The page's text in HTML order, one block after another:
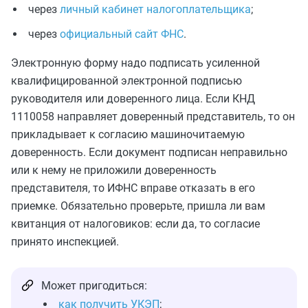
через личный кабинет налогоплательщика;
через официальный сайт ФНС.
Электронную форму надо подписать усиленной
квалифицированной электронной подписью
руководителя или доверенного лица. Если КНД
1110058 направляет доверенный представитель, то он
прикладывает к согласию машиночитаемую
доверенность. Если документ подписан неправильно
или к нему не приложили доверенность
представителя, то ИФНС вправе отказать в его
приемке. Обязательно проверьте, пришла ли вам
квитанция от налоговиков: если да, то согласие
принято инспекцией.
Может пригодиться:
как получить УКЭП;